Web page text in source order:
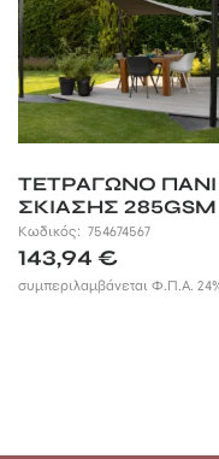
ΤΕΤΡΑΓΩΝΟ ΠΑΝΙ
ΣΚΙΑΣΗΣ 285GSM
X 3,6M NESLING
Κωδικός: 754674567
143,94 €
συμπεριλαμβάνεται Φ.Π.Α.